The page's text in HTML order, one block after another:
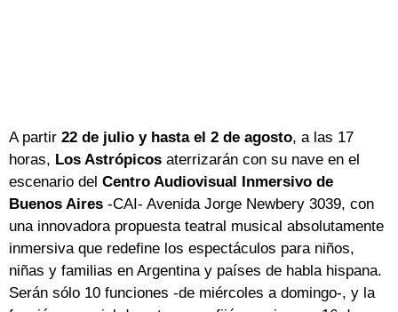
A partir 22 de julio y hasta el 2 de agosto, a las 17
horas, Los Astrópicos aterrizarán con su nave en el
escenario del Centro Audiovisual Inmersivo de
Buenos Aires -CAI- Avenida Jorge Newbery 3039, con
una innovadora propuesta teatral musical absolutamente
inmersiva que redefine los espectáculos para niños,
niñas y familias en Argentina y países de habla hispana.
Serán sólo 10 funciones -de miércoles a domingo-, y la